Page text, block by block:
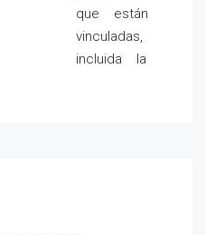
que están
vinculadas,
incluida la